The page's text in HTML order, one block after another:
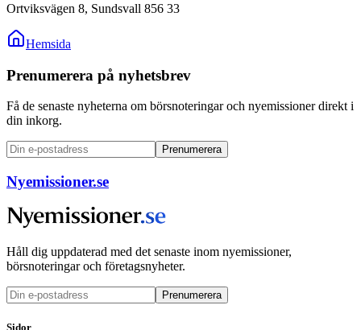
Ortviksvägen 8, Sundsvall 856 33
Hemsida
Prenumerera på nyhetsbrev
Få de senaste nyheterna om börsnoteringar och nyemissioner direkt i
din inkorg.
Prenumerera
Nyemissioner.se
Håll dig uppdaterad med det senaste inom nyemissioner,
börsnoteringar och företagsnyheter.
Prenumerera
Sidor